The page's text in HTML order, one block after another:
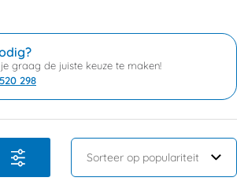
graag de juiste keuze te maken!
298